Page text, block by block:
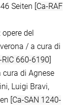
Seiten [Ca-RAF
opere del
/ a cura di
RIC 660-6190]
di Agnese
Luigi Bravi,
[Ca-SAN 1240-